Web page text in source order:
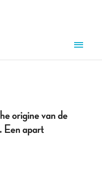
origine van de
Een apart